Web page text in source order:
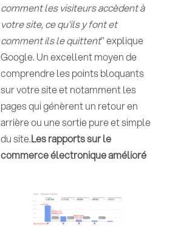
comment les visiteurs accèdent à
votre site, ce qu'ils y font et
comment ils le quittent" explique
Google. Un excellent moyen de
comprendre les points bloquants
sur votre site et notamment les
pages qui génèrent un retour en
arrière ou une sortie pure et simple
du site.Les rapports sur le
commerce électronique amélioré